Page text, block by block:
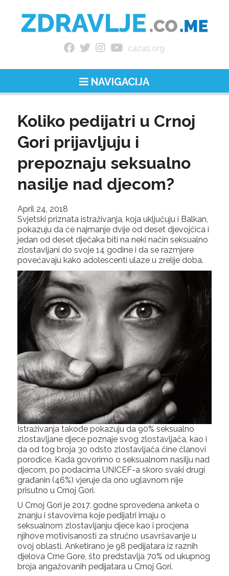
cazas.org
NAVIGACIJA
Koliko pedijatri u Crnoj
Gori prijavljuju i
prepoznaju seksualno
nasilje nad djecom?
April 24, 2018
Svjetski priznata istraživanja, koja uključuju i Balkan,
pokazuju da će najmanje dvije od deset djevojčica i
jedan od deset dječaka biti na neki način seksualno
zlostavljani do svoje 14 godine i da se razmjere
povećavaju kako adolescenti ulaze u zrelije doba.
Istraživanja takođe pokazuju da 90% seksualno
zlostavljane djece poznaje svog zlostavljača, kao i
da od tog broja 30 odsto zlostavljača čine članovi
porodice. Kada govorimo o seksualnom nasilju nad
djecom, po podacima UNICEF-a skoro svaki drugi
građanin (46%) vjeruje da ono uglavnom nije
prisutno u Crnoj Gori.
U Crnoj Gori je 2017. godne sprovedena anketa o
znanju i stavovima koje pedijatri imaju o
seksualnom zlostavljanju djece kao i procjena
njihove motivisanosti za stručno usavršavanje u
ovoj oblasti. Anketirano je 98 pedijatara iz raznih
djelova Crne Gore, što predstavlja 70% od ukupnog
broja angažovanih pedijatara u Crnoj Gori.